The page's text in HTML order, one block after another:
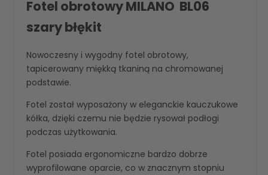
Fotel obrotowy MILANO BL06
szary błękit
Nowoczesny i wygodny fotel obrotowy,
tapicerowany miękką tkaniną na chromowanej
podstawie.
Fotel został wyposażony w eleganckie kauczukowe
kółka, dzięki czemu nie będzie rysował podłogi
podczas użytkowania.
Fotel posiada ergonomiczne bardzo dobrze
wyprofilowane oparcie, co w znacznym stopniu